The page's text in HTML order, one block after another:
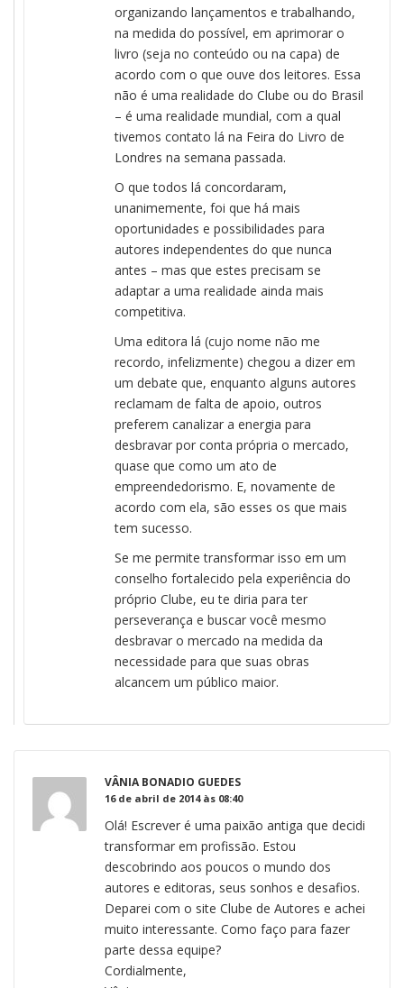
organizando lançamentos e trabalhando,
na medida do possível, em aprimorar o
livro (seja no conteúdo ou na capa) de
acordo com o que ouve dos leitores. Essa
não é uma realidade do Clube ou do Brasil
– é uma realidade mundial, com a qual
tivemos contato lá na Feira do Livro de
Londres na semana passada.
O que todos lá concordaram,
unanimemente, foi que há mais
oportunidades e possibilidades para
autores independentes do que nunca
antes – mas que estes precisam se
adaptar a uma realidade ainda mais
competitiva.
Uma editora lá (cujo nome não me
recordo, infelizmente) chegou a dizer em
um debate que, enquanto alguns autores
reclamam de falta de apoio, outros
preferem canalizar a energia para
desbravar por conta própria o mercado,
quase que como um ato de
empreendedorismo. E, novamente de
acordo com ela, são esses os que mais
tem sucesso.
Se me permite transformar isso em um
conselho fortalecido pela experiência do
próprio Clube, eu te diria para ter
perseverança e buscar você mesmo
desbravar o mercado na medida da
necessidade para que suas obras
alcancem um público maior.
VÂNIA BONADIO GUEDES
16 de abril de 2014 às 08:40
Olá! Escrever é uma paixão antiga que decidi
transformar em profissão. Estou
descobrindo aos poucos o mundo dos
autores e editoras, seus sonhos e desafios.
Deparei com o site Clube de Autores e achei
muito interessante. Como faço para fazer
parte dessa equipe?
Cordialmente,